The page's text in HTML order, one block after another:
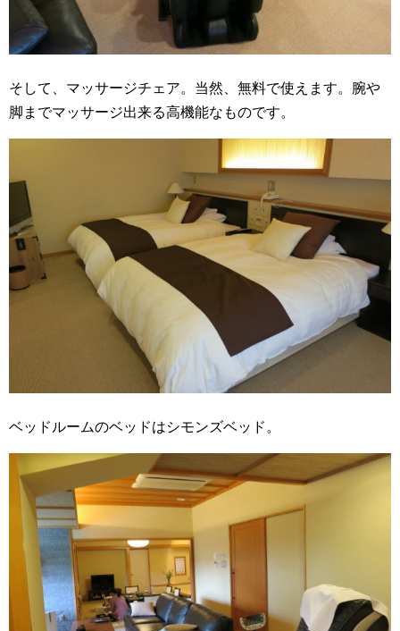
そして、マッサージチェア。当然、無料で使えます。腕や
脚までマッサージ出来る高機能なものです。
ベッドルームのベッドはシモンズベッド。